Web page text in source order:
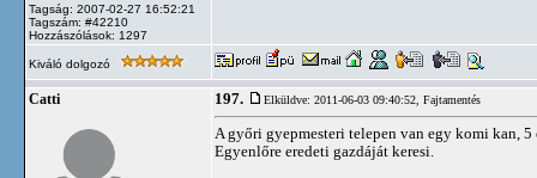
Tagság: 2007-02-27 16:52:21
Tagszám: #42210
Hozzászólások: 1297
Kiváló dolgozó
Catti 197. Elküldve: 2011-06-03 09:40:52, Fajtamentés
A győri gyepmesteri telepen van egy komi kan,
Egyenlőre eredeti gazdáját keresi.